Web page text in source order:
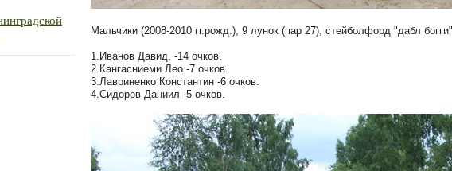
Мальчики (2008-2010 гг.рожд.), 9 лунок (пар 27), стейболфорд "дабл
1.Иванов Давид. -14 очков.
2.Кангасниеми Лео -7 очков.
3.Лавриненко Константин -6 очков.
4.Сидоров Даниил -5 очков.